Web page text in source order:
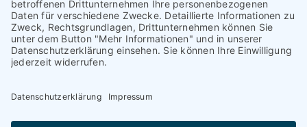
Antrag 10GL Pausenregelung
Datenschutz-Information
IT-Nutzungsvereinbarung
Schülerbetriebspraktikum Jg. 8-10